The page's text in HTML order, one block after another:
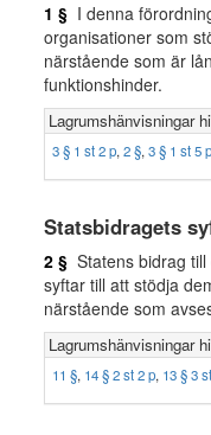
1 § I denna
organisationer som
närstående som är
funktionshinder.
Lagrumshänvisningar
3 § 1 st 2 p, 2 §, 3 § 1 st 5 p
Statsbidragets
2 § Statens bidrag
syftar till att stödja
närstående som
Lagrumshänvisningar
11 §, 14 § 2 st 2 p, 13 § 3